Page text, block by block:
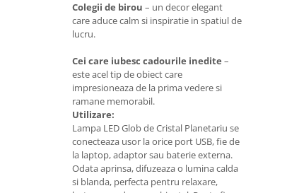
Colegii de birou – un decor elegant
care aduce calm si inspiratie in spatiul de
lucru.
Cei care iubesc cadourile inedite –
este acel tip de obiect care
impresioneaza de la prima vedere si
ramane memorabil.
Utilizare:
Lampa LED Glob de Cristal Planetariu se
conecteaza usor la orice port USB, fie de
la laptop, adaptor sau baterie externa.
Odata aprinsa, difuzeaza o lumina calda
si blanda, perfecta pentru relaxare,